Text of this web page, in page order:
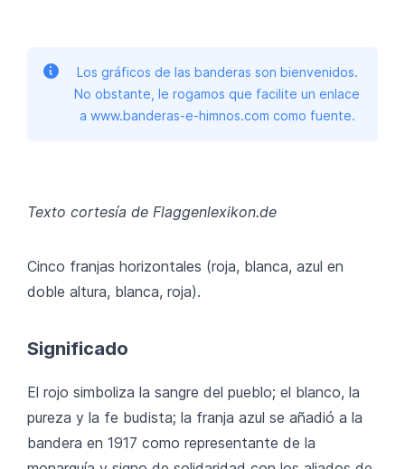
Los gráficos de las banderas son bienvenidos.
No obstante, le rogamos que facilite un enlace
a www.banderas-e-himnos.com como fuente.
Texto cortesía de Flaggenlexikon.de
Cinco franjas horizontales (roja, blanca, azul en
doble altura, blanca, roja).
Significado
El rojo simboliza la sangre del pueblo; el blanco, la
pureza y la fe budista; la franja azul se añadió a la
bandera en 1917 como representante de la